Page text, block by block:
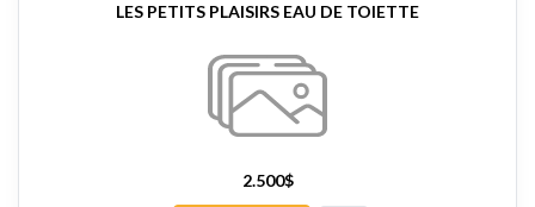
LES PETITS PLAISIRS EAU DE TOIETTE
2.500$